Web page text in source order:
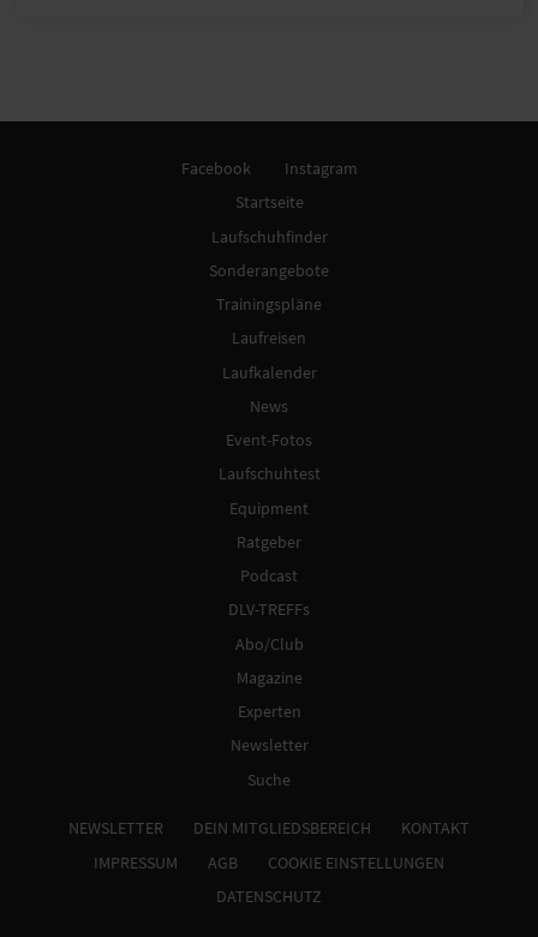
Facebook
Instagram
Startseite
Laufschuhfinder
Sonderangebote
Trainingspläne
Laufreisen
Laufkalender
News
Event-Fotos
Laufschuhtest
Equipment
Ratgeber
Podcast
DLV-TREFFs
Abo/Club
Magazine
Experten
Newsletter
Suche
NEWSLETTER DEIN MITGLIEDSBEREICH
KONTAKT
IMPRESSUM
AGB
COOKIE EINSTELLUNGEN
DATENSCHUTZ